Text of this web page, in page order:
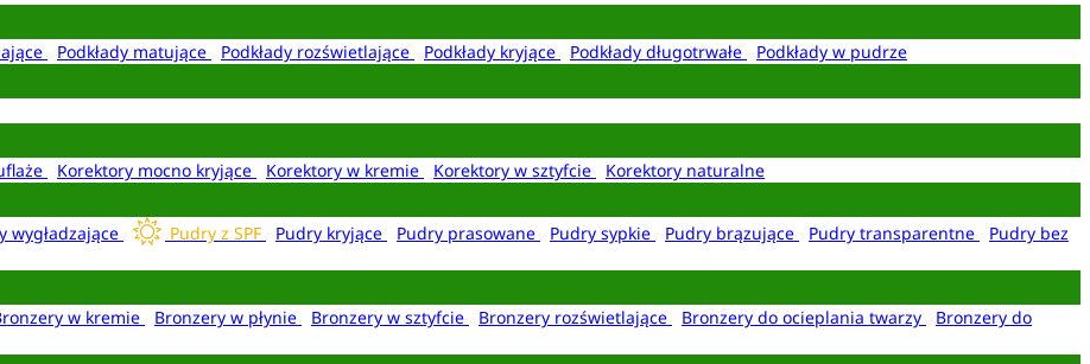
Podkłady matujące Podkłady rozświetlające Podkłady kryjące Podkłady długotrwałe
Podkłady w pudrze
Korektory mocno kryjące Korektory w kremie Korektory w sztyfcie
Korektory naturalne
wygładzające Pudry z SPF Pudry kryjące Pudry prasowane Pudry sypkie Pudry brązujące Pudry transparentne
Pudry bez
w kremie Bronzery w płynie Bronzery w sztyfcie Bronzery rozświetlające Bronzery do ocieplania twarzy
Bronzery do